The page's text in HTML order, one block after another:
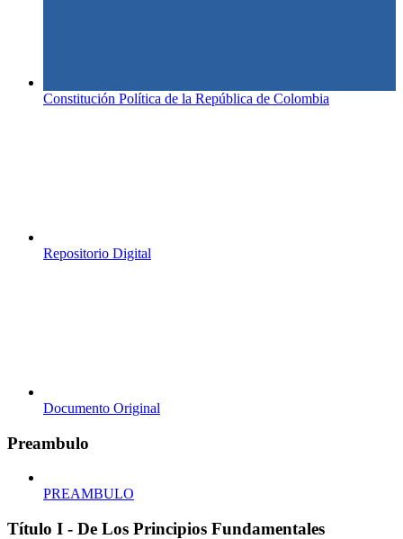
Constitución Política de la República de Colombia
Repositorio Digital
Documento Original
Preambulo
PREAMBULO
Título I - De Los Principios Fundamentales